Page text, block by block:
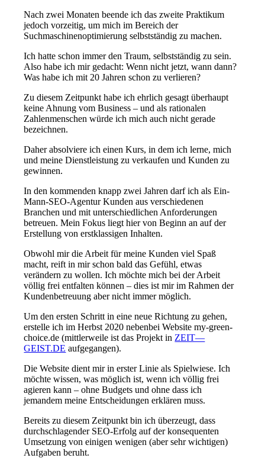
Nach zwei Monaten beende ich das zweite Praktikum
jedoch vorzeitig, um mich im Bereich der
Suchmaschinenoptimierung selbstständig zu machen.
Ich hatte schon immer den Traum, selbstständig zu sein.
Also habe ich mir gedacht: Wenn nicht jetzt, wann dann?
Was habe ich mit 20 Jahren schon zu verlieren?
Zu diesem Zeitpunkt habe ich ehrlich gesagt überhaupt
keine Ahnung vom Business – und als rationalen
Zahlenmenschen würde ich mich auch nicht gerade
bezeichnen.
Daher absolviere ich einen Kurs, in dem ich lerne, mich
und meine Dienstleistung zu verkaufen und Kunden zu
gewinnen.
In den kommenden knapp zwei Jahren darf ich als Ein-
Mann-SEO-Agentur Kunden aus verschiedenen
Branchen und mit unterschiedlichen Anforderungen
betreuen. Mein Fokus liegt hier von Beginn an auf der
Erstellung von erstklassigen Inhalten.
Obwohl mir die Arbeit für meine Kunden viel Spaß
macht, reift in mir schon bald das Gefühl, etwas
verändern zu wollen. Ich möchte mich bei der Arbeit
völlig frei entfalten können – dies ist mir im Rahmen der
Kundenbetreuung aber nicht immer möglich.
Um den ersten Schritt in eine neue Richtung zu gehen,
erstelle ich im Herbst 2020 nebenbei Website my-green-
choice.de (mittlerweile ist das Projekt in ZEIT—
GEIST.DE aufgegangen).
Die Website dient mir in erster Linie als Spielwiese. Ich
möchte wissen, was möglich ist, wenn ich völlig frei
agieren kann – ohne Budgets und ohne dass ich
jemandem meine Entscheidungen erklären muss.
Bereits zu diesem Zeitpunkt bin ich überzeugt, dass
durchschlagender SEO-Erfolg auf der konsequenten
Umsetzung von einigen wenigen (aber sehr wichtigen)
Aufgaben beruht.